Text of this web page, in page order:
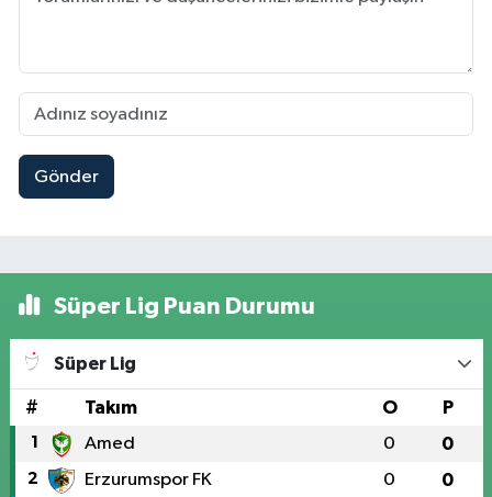
Gönder
Süper Lig Puan Durumu
Süper Lig
# Takım O P
1 Amed 0 0
2 Erzurumspor FK 0 0